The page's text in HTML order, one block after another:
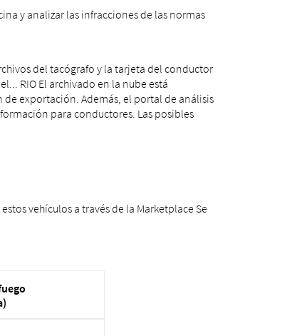
y analizar las infracciones de las normas
del tacógrafo y la tarjeta del conductor
RIO El archivado en la nube está
de exportación. Además, el portal de análisis
para conductores. Las posibles
vehículos a través de la Marketplace Se